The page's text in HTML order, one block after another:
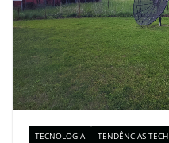
TECNOLOGIA TENDÊNCIAS TECH